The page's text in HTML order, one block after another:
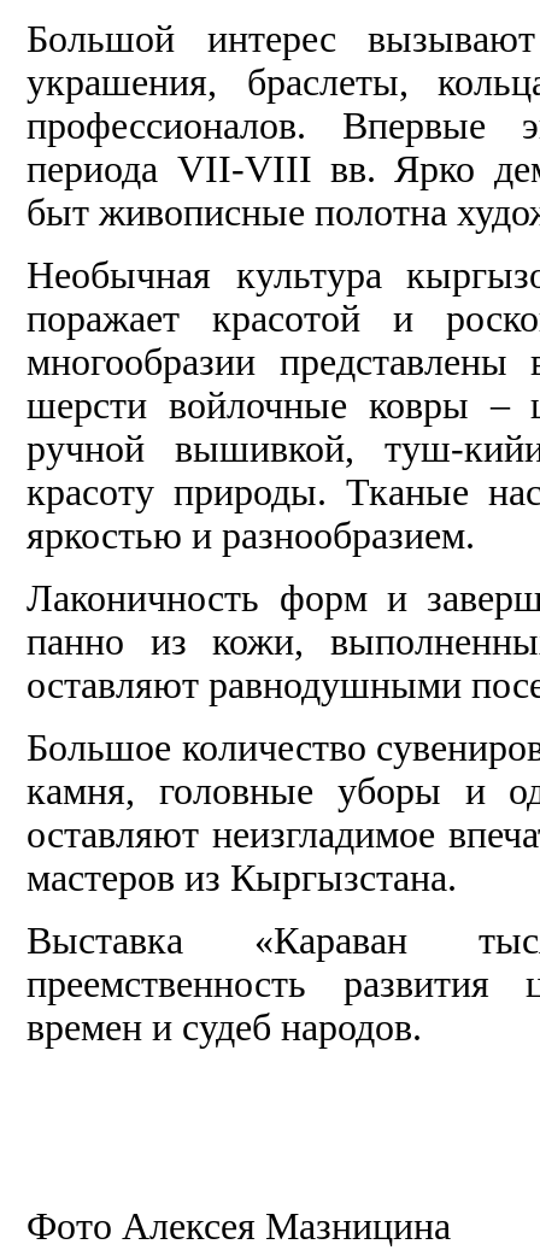
Большой интерес
украшения, браслеты,
профессионалов. Впервые
периода VII-VIII вв. Ярко
быт живописные полотна
Необычная культура
поражает красотой и
многообразии
шерсти войлочные ковры –
ручной вышивкой, туш-
красоту природы. Тканые
яркостью и разнообразием.
Лаконичность форм и
панно из кожи,
оставляют равнодушными
Большое количество
камня, головные уборы и
оставляют неизгладимое
мастеров из Кыргызстана.
Выставка «Караван
преемственность
времен и судеб народов.
Фото Алексея Мазницина